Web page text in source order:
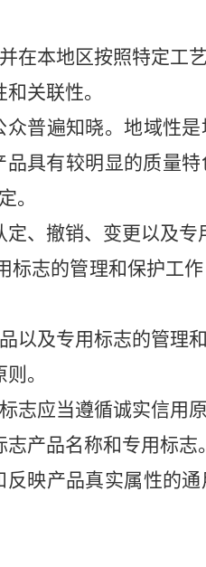
在本地区按照特定工
关联性。
普遍知晓。地域性
具有较明显的质量
。
、撤销、变更以及专
志的管理和保护工
以及专用标志的管理和
。
志应当遵循诚实信用原
产品名称和专用标志。
映产品真实属性的